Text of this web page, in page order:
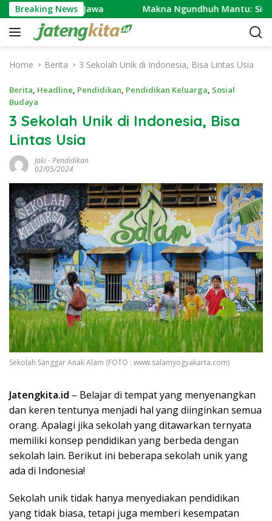
k
Breaking News
Jawa Makna Ngundhuh Mantu: Simbol
Home Berita 3 Sekolah Unik di Indonesia, Bisa Lintas Usia
Berita, Headline, Pendidikan, Pendidikan Keluarga, Sosial
Budaya
3 Sekolah Unik di Indonesia, Bisa
Lintas Usia
Jaki-Pendidikan
02/05/2024
Sekolah Sanggar Anak Alam (FOTO : www.salamyogyakarta.com)
Jatengkita.id – Belajar di tempat yang menyenangkan
dan keren tentunya menjadi hal yang diinginkan semua
orang. Apalagi jika sekolah yang ditawarkan ternyata
memiliki konsep pendidikan yang berbeda dengan
sekolah lain. Berikut ini beberapa sekolah unik yang
ada di Indonesia!
Sekolah unik tidak hanya menyediakan pendidikan
yang tidak biasa, tetapi juga memberi kesempatan